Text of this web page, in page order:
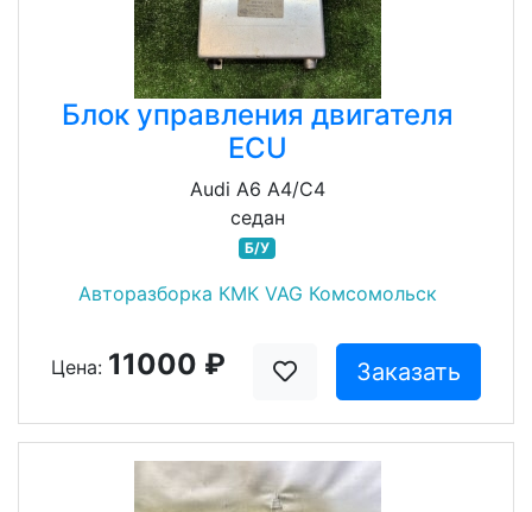
Блок управления двигателя
ECU
Audi A6 A4/C4
седан
Б/У
Авторазборка КМК VAG Комсомольск
Цена: 11000 ₽ Заказать